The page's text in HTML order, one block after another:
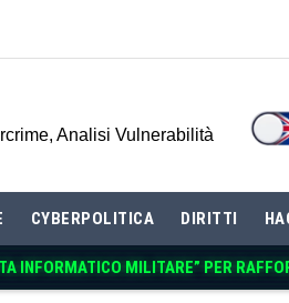
Analisi Vulnerabilità
CYBERPOLITICA DIRITTI
INFORMATICO MILITARE” PER